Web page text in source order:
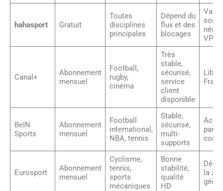
hahasport Gratuit
Toutes
disciplines
principales
Dépend du
flux et des
blocages
VPN
Canal+
Abonnement
mensuel
Football,
rugby,
cinéma
Très
stable,
sécurisé,
service
client
disponible
Libre
BeIN
Sports
Abonnement
mensuel
Football
international,
NBA, tennis
Stable,
sécurisé,
multi-
supports
Eurosport
Abonnement
mensuel
Cyclisme,
tennis,
sports
mécaniques
Bonne
stabilité,
qualité
HD
la